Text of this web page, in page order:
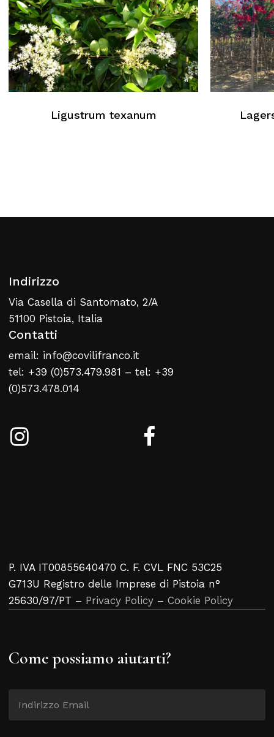
Ligustrum texanum
Indirizzo
Via Casella di Santomato, 2/A
51100 Pistoia, Italia
Contatti
email: info@covilifranco.it
tel: +39 (0)573.479.981 – tel: +39
(0)573.478.014
P. IVA IT00855640470 C. F. CVL FNC 53C25
G713U Registro delle Imprese di Pistoia n°
25630/97/PT – Privacy Policy – Cookie Policy
Come possiamo aiutarti?